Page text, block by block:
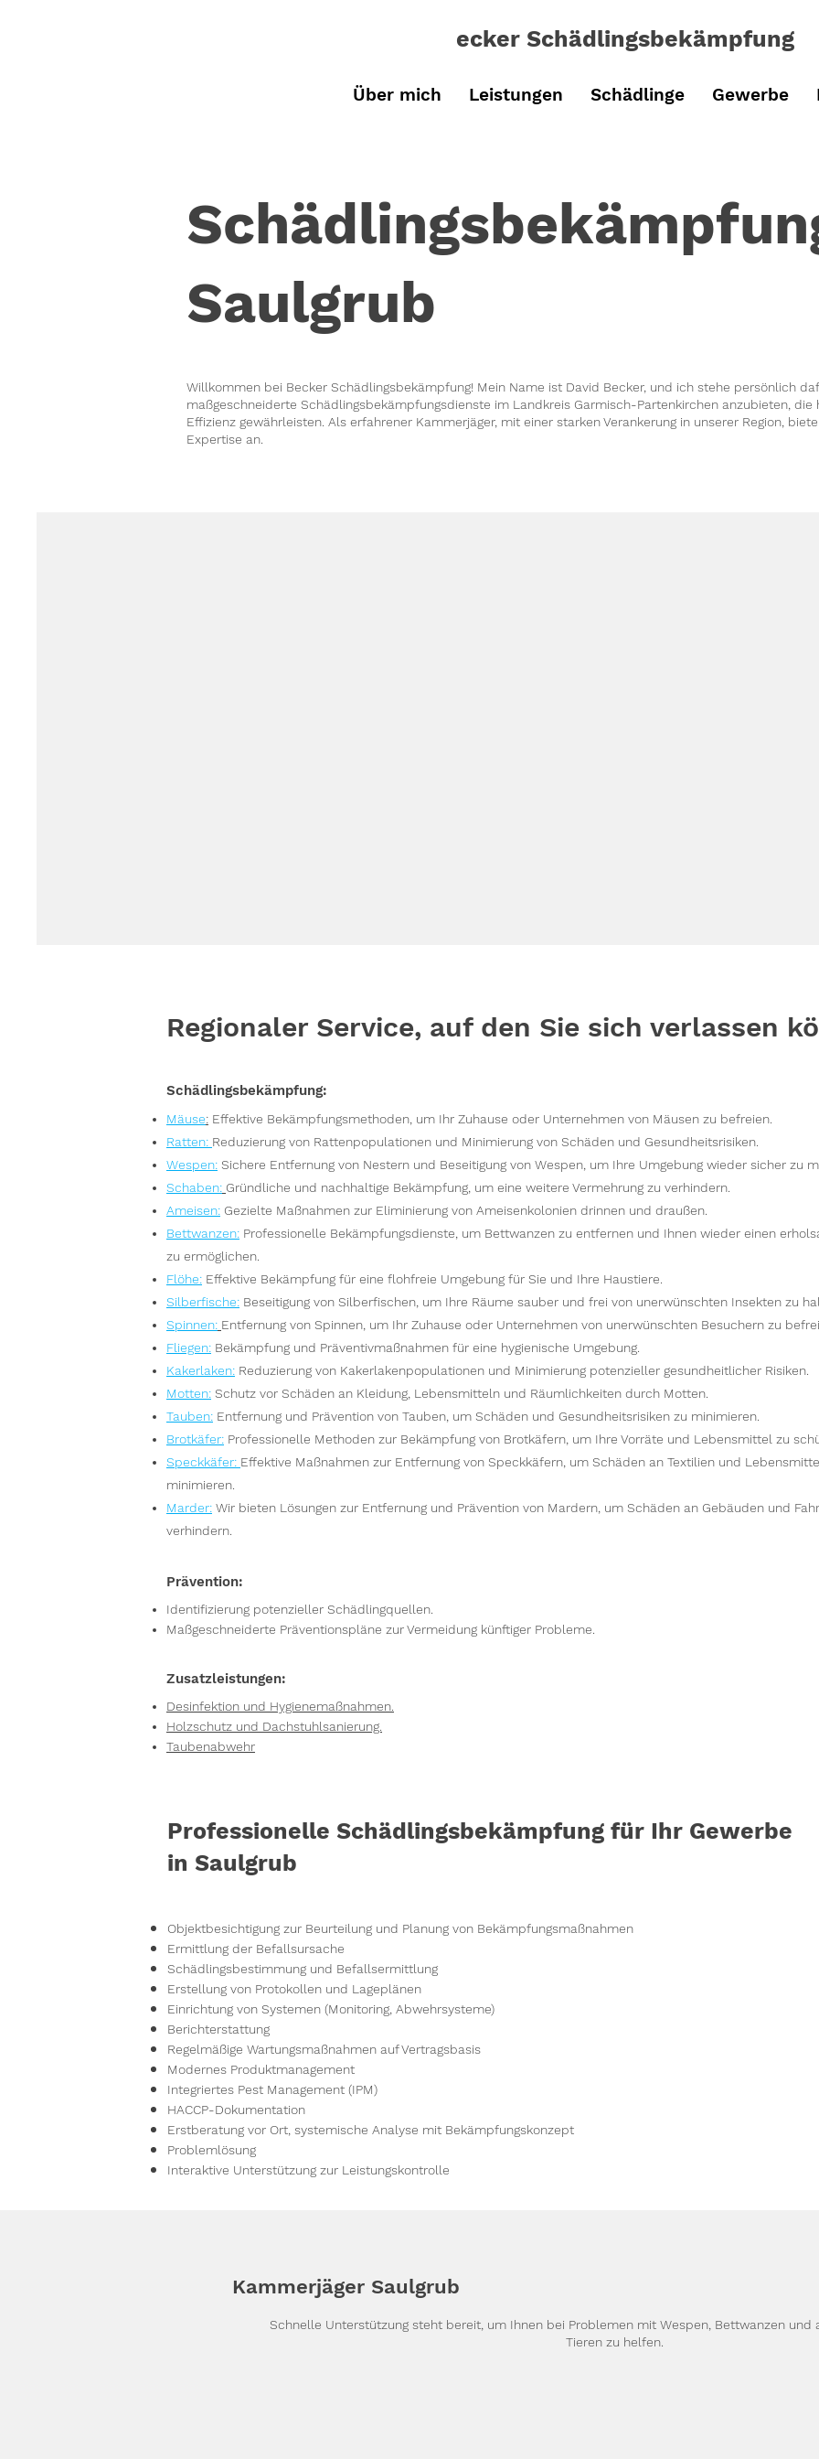
ecker Schädlingsbekämpfung
Über mich Leistungen Schädlinge Gewerbe
Saulgrub
Willkommen bei Becker Schädlingsbekämpfung! Mein Name ist David Becker, und ich stehe persönlich
maßgeschneiderte Schädlingsbekämpfungsdienste im Landkreis Garmisch-Partenkirchen anzubieten, die
Effizienz gewährleisten. Als erfahrener Kammerjäger, mit einer starken Verankerung in unserer Region,
Expertise an.
Regionaler Service, auf den Sie sich verlassen
Schädlingsbekämpfung:
Mäuse: Effektive Bekämpfungsmethoden, um Ihr Zuhause oder Unternehmen von Mäusen zu befreien.
Ratten: Reduzierung von Rattenpopulationen und Minimierung von Schäden und Gesundheitsrisiken.
Wespen: Sichere Entfernung von Nestern und Beseitigung von Wespen, um Ihre Umgebung wieder sicher zu
Schaben: Gründliche und nachhaltige Bekämpfung, um eine weitere Vermehrung zu verhindern.
Ameisen: Gezielte Maßnahmen zur Eliminierung von Ameisenkolonien drinnen und draußen.
Bettwanzen: Professionelle Bekämpfungsdienste, um Bettwanzen zu entfernen und Ihnen wieder einen
zu ermöglichen.
Flöhe: Effektive Bekämpfung für eine flohfreie Umgebung für Sie und Ihre Haustiere.
Silberfische: Beseitigung von Silberfischen, um Ihre Räume sauber und frei von unerwünschten Insekten zu
Spinnen: Entfernung von Spinnen, um Ihr Zuhause oder Unternehmen von unerwünschten Besuchern zu
Fliegen: Bekämpfung und Präventivmaßnahmen für eine hygienische Umgebung.
Kakerlaken: Reduzierung von Kakerlakenpopulationen und Minimierung potenzieller gesundheitlicher Risiken.
Motten: Schutz vor Schäden an Kleidung, Lebensmitteln und Räumlichkeiten durch Motten.
Tauben: Entfernung und Prävention von Tauben, um Schäden und Gesundheitsrisiken zu minimieren.
Brotkäfer: Professionelle Methoden zur Bekämpfung von Brotkäfern, um Ihre Vorräte und Lebensmittel zu
Speckkäfer: Effektive Maßnahmen zur Entfernung von Speckkäfern, um Schäden an Textilien und
minimieren.
Marder: Wir bieten Lösungen zur Entfernung und Prävention von Mardern, um Schäden an Gebäuden und
verhindern.
Prävention:
Identifizierung potenzieller Schädlingquellen.
Maßgeschneiderte Präventionspläne zur Vermeidung künftiger Probleme.
Zusatzleistungen:
Desinfektion und Hygienemaßnahmen.
Holzschutz und Dachstuhlsanierung.
Taubenabwehr
Professionelle Schädlingsbekämpfung für Ihr Gewerbe
in Saulgrub
Objektbesichtigung zur Beurteilung und Planung von Bekämpfungsmaßnahmen
Ermittlung der Befallsursache
Schädlingsbestimmung und Befallsermittlung
Erstellung von Protokollen und Lageplänen
Einrichtung von Systemen (Monitoring, Abwehrsysteme)
Berichterstattung
Regelmäßige Wartungsmaßnahmen auf Vertragsbasis
Modernes Produktmanagement
Integriertes Pest Management (IPM)
HACCP-Dokumentation
Erstberatung vor Ort, systemische Analyse mit Bekämpfungskonzept
Problemlösung
Interaktive Unterstützung zur Leistungskontrolle
Kammerjäger Saulgrub
Schnelle Unterstützung steht bereit, um Ihnen bei Problemen mit Wespen, Bettwanzen und
Tieren zu helfen.